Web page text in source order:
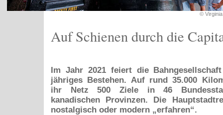
©
Auf Schienen durch die
Im Jahr 2021 feiert die
jähriges Bestehen. Auf rund 35.000
ihr Netz 500 Ziele in 46
kanadischen Provinzen. Die
nostalgisch oder modern „erfahren“.